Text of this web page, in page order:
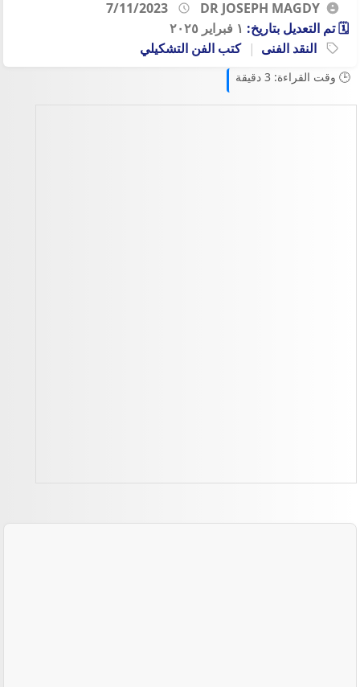
DR JOSEPH MAGDY
7/11/2023
🗓️ تم التعديل بتاريخ: ١ فبراير ٢٠٢٥
النقد الفنى
كتب الفن التشكيلي
🕒 وقت القراءة: 3 دقيقة